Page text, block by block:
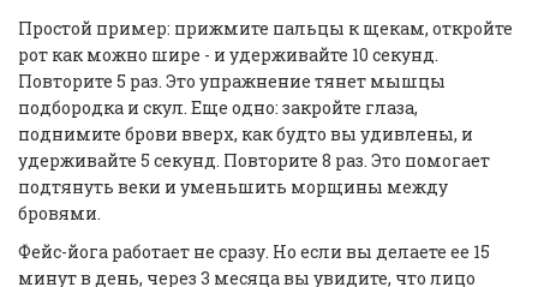
Простой пример: прижмите пальцы к щекам, откройте
рот как можно шире - и удерживайте 10 секунд.
Повторите 5 раз. Это упражнение тянет мышцы
подбородка и скул. Еще одно: закройте глаза,
поднимите брови вверх, как будто вы удивлены, и
удерживайте 5 секунд. Повторите 8 раз. Это помогает
подтянуть веки и уменьшить морщины между
бровями.
Фейс-йога работает не сразу. Но если вы делаете ее 15
минут в день, через 3 месяца вы увидите, что лицо